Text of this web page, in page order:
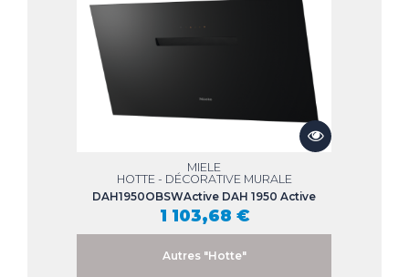
MIELE
HOTTE - DÉCORATIVE MURALE
DAH1950OBSWActive DAH 1950 Active
1 103,68 €
Autres "Hotte"